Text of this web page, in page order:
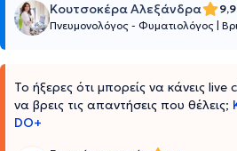
Κουτσοκέρα Αλεξάνδρα
9,9
Πνευμονολόγος - Φυματιολόγος
Το ήξερες ότι μπορείς να κάνεις live
να βρεις τις απαντήσεις που θέλεις;
DO+